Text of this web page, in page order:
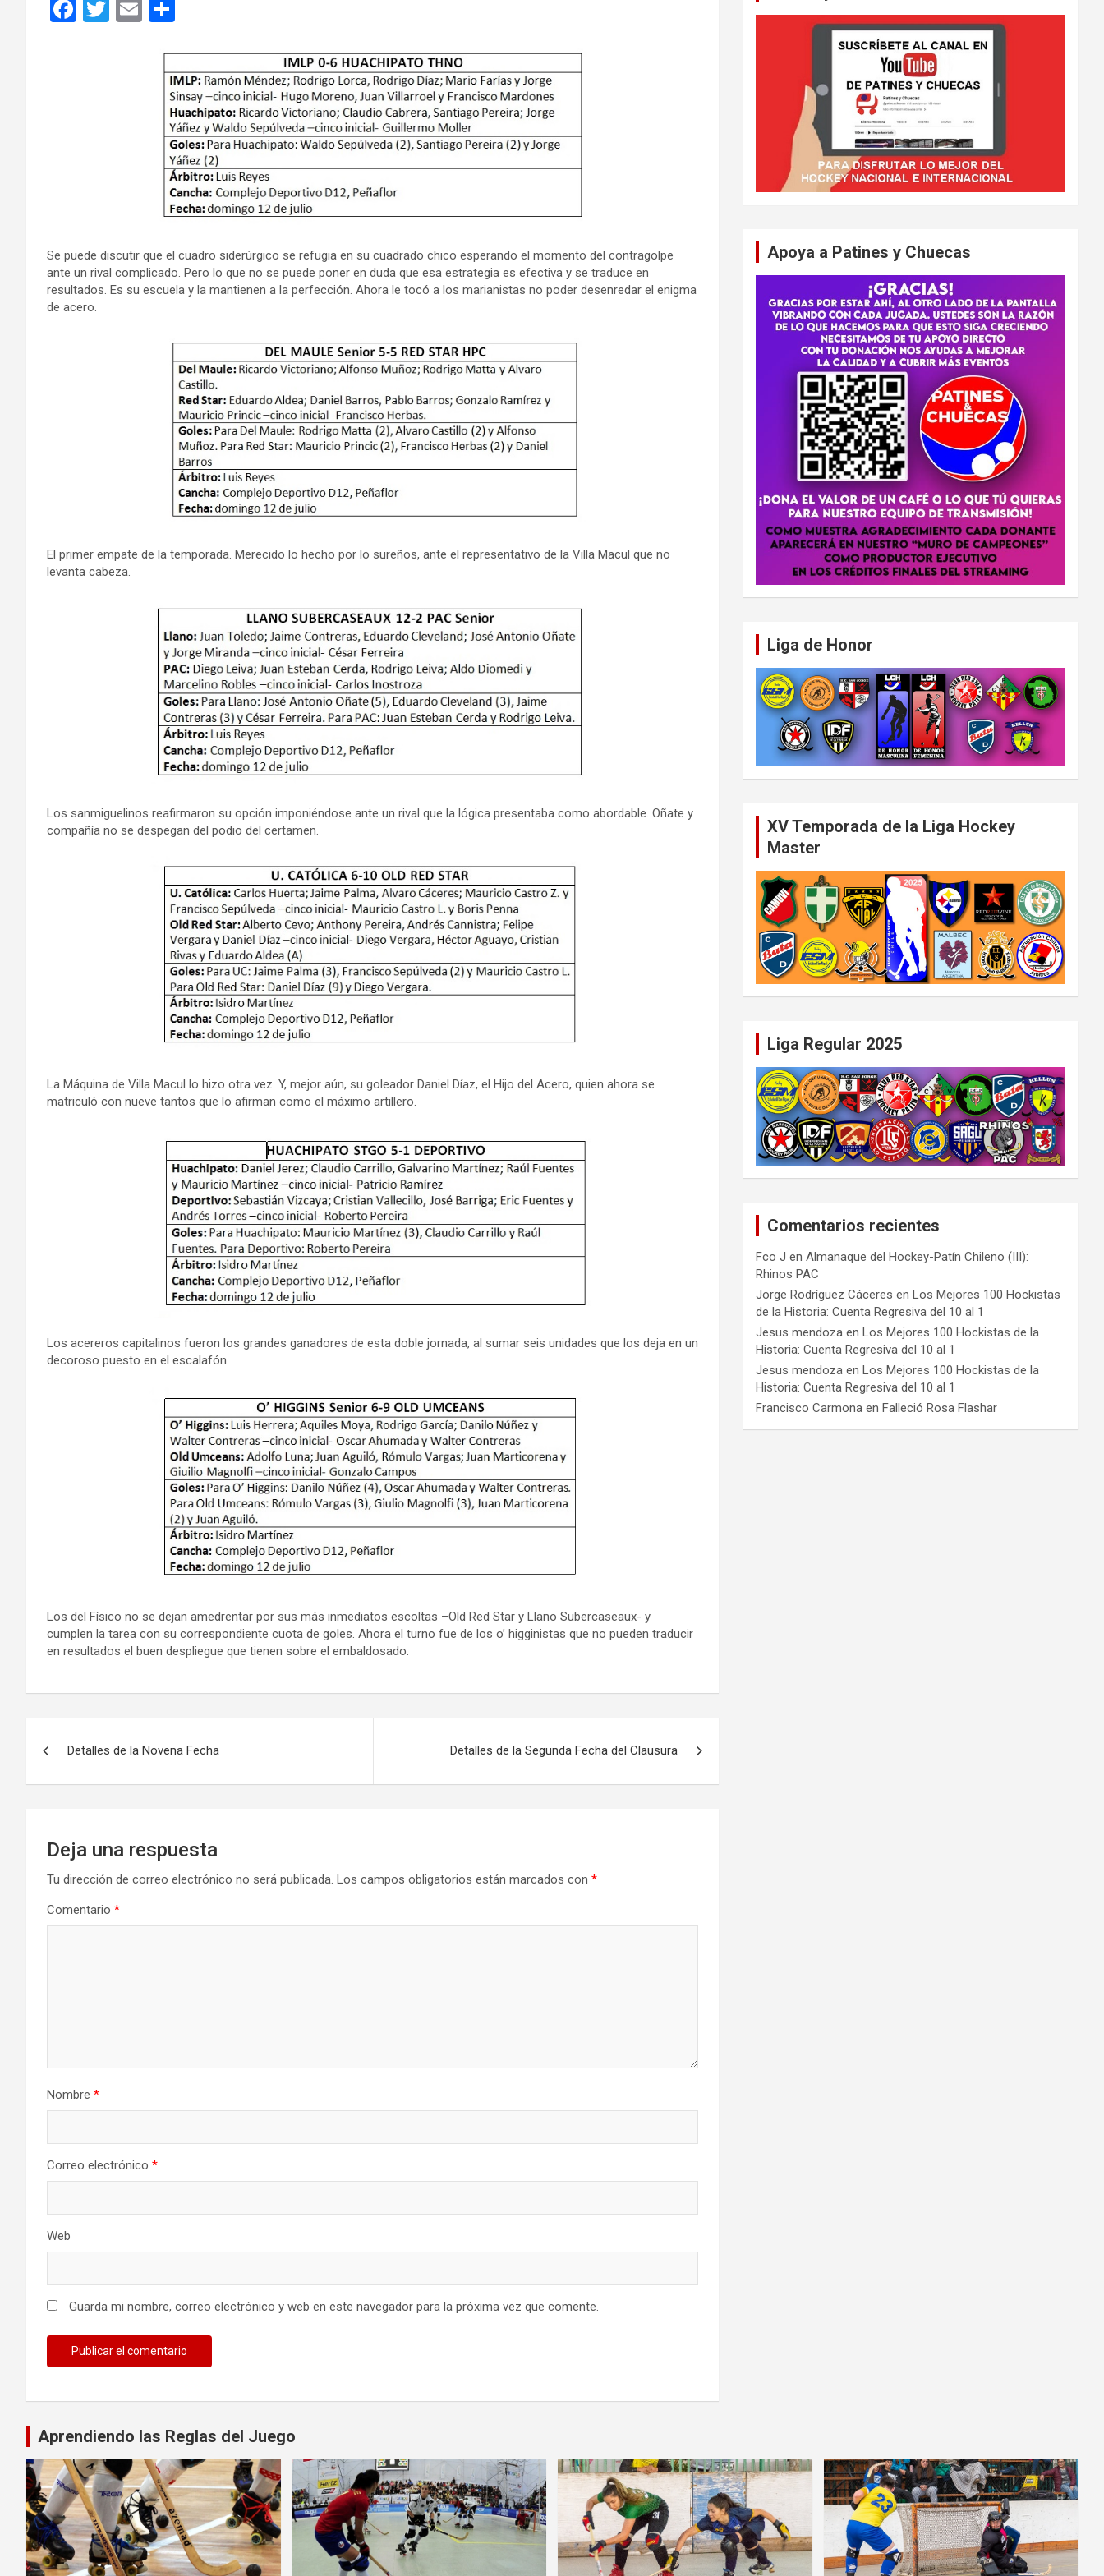
F
T
E
ail m
p
ar
tir
Se puede discutir que el cuadro siderúrgico se refugia en su cuadrado chico esperando el momento del contragolpe
ante un rival complicado. Pero lo que no se puede poner en duda que esa estrategia es efectiva y se traduce en
resultados. Es su escuela y la mantienen a la perfección. Ahora le tocó a los marianistas no poder desenredar el enigma
de acero.
El primer empate de la temporada. Merecido lo hecho por lo sureños, ante el representativo de la Villa Macul que no
levanta cabeza.
Los sanmiguelinos reafirmaron su opción imponiéndose ante un rival que la lógica presentaba como abordable. Oñate y
compañía no se despegan del podio del certamen.
La Máquina de Villa Macul lo hizo otra vez. Y, mejor aún, su goleador Daniel Díaz, el Hijo del Acero, quien ahora se
matriculó con nueve tantos que lo afirman como el máximo artillero.
Los acereros capitalinos fueron los grandes ganadores de esta doble jornada, al sumar seis unidades que los deja en un
decoroso puesto en el escalafón.
Los del Físico no se dejan amedrentar por sus más inmediatos escoltas –Old Red Star y Llano Subercaseaux- y
cumplen la tarea con su correspondiente cuota de goles. Ahora el turno fue de los o’ higginistas que no pueden traducir
en resultados el buen despliegue que tienen sobre el embaldosado.
Detalles de la Novena Fecha Detalles de la Segunda Fecha del Clausura
Deja una respuesta
Tu dirección de correo electrónico no será publicada. Los campos obligatorios están marcados con *
Comentario *
Nombre *
Correo electrónico *
Web
Guarda mi nombre, correo electrónico y web en este navegador para la próxima vez que comente.
Apoya a Patines y Chuecas
Liga de Honor
XV Temporada de la Liga Hockey
Master
Liga Regular 2025
Comentarios recientes
Fco J enAlmanaque del Hockey-Patín Chileno (III):
Rhinos PAC
Jorge Rodríguez Cáceres enLos Mejores 100 Hockistas
de la Historia: Cuenta Regresiva del 10 al 1
Jesus mendoza enLos Mejores 100 Hockistas de la
Historia: Cuenta Regresiva del 10 al 1
Jesus mendoza enLos Mejores 100 Hockistas de la
Historia: Cuenta Regresiva del 10 al 1
Francisco Carmona enFalleció Rosa Flashar
Aprendiendo las Reglas del Juego